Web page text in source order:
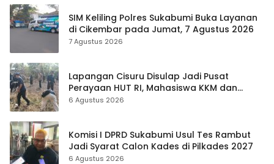
SIM Keliling Polres Sukabumi Buka Layanan
di Cikembar pada Jumat, 7 Agustus 2026
7 Agustus 2026
Lapangan Cisuru Disulap Jadi Pusat
Perayaan HUT RI, Mahasiswa KKM dan
Warga Satukan Tenaga
6 Agustus 2026
Komisi I DPRD Sukabumi Usul Tes Rambut
Jadi Syarat Calon Kades di Pilkades 2027
6 Agustus 2026